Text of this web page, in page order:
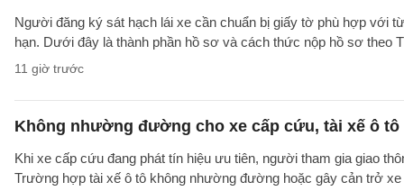
Người đăng ký sát hạch lái xe cần chuẩn bị giấy tờ phù hợp với
hạn. Dưới đây là thành phần hồ sơ và cách thức nộp hồ sơ theo
11 giờ trước
Không nhường đường cho xe cấp cứu, tài xế ô tô
Khi xe cấp cứu đang phát tín hiệu ưu tiên, người tham gia giao
Trường hợp tài xế ô tô không nhường đường hoặc gây cản trở